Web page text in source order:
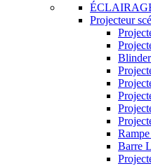
Projecteur
Blinder
Barre